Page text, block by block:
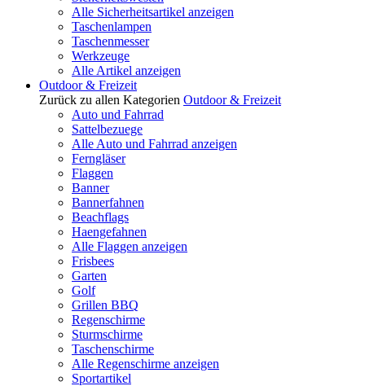
Alle Sicherheitsartikel anzeigen
Taschenlampen
Taschenmesser
Werkzeuge
Alle Artikel anzeigen
Outdoor & Freizeit
Zurück zu allen Kategorien Outdoor & Freizeit
Auto und Fahrrad
Sattelbezuege
Alle Auto und Fahrrad anzeigen
Ferngläser
Flaggen
Banner
Bannerfahnen
Beachflags
Haengefahnen
Alle Flaggen anzeigen
Frisbees
Garten
Golf
Grillen BBQ
Regenschirme
Sturmschirme
Taschenschirme
Alle Regenschirme anzeigen
Sportartikel